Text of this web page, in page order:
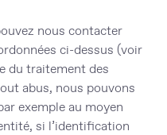
nous contacter
ci-dessus (voir
du traitement des
abus, nous pouvons
exemple au moyen
si l’identification